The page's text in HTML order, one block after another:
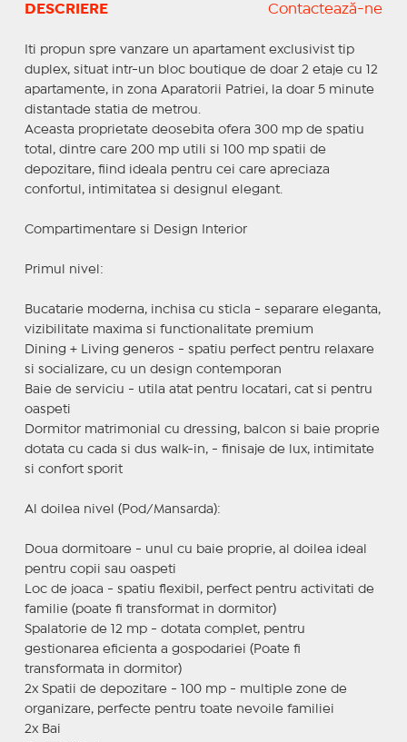
DESCRIERE Contactează-ne
Iti propun spre vanzare un apartament exclusivist tip
duplex, situat intr-un bloc boutique de doar 2 etaje cu 12
apartamente, in zona Aparatorii Patriei, la doar 5 minute
distantade statia de metrou.
Aceasta proprietate deosebita ofera 300 mp de spatiu
total, dintre care 200 mp utili si 100 mp spatii de
depozitare, fiind ideala pentru cei care apreciaza
confortul, intimitatea si designul elegant.
Compartimentare si Design Interior
Primul nivel:
Bucatarie moderna, inchisa cu sticla - separare eleganta,
vizibilitate maxima si functionalitate premium
Dining + Living generos - spatiu perfect pentru relaxare
si socializare, cu un design contemporan
Baie de serviciu - utila atat pentru locatari, cat si pentru
oaspeti
Dormitor matrimonial cu dressing, balcon si baie proprie
dotata cu cada si dus walk-in, - finisaje de lux, intimitate
si confort sporit
Al doilea nivel (Pod/Mansarda):
Doua dormitoare - unul cu baie proprie, al doilea ideal
pentru copii sau oaspeti
Loc de joaca - spatiu flexibil, perfect pentru activitati de
familie (poate fi transformat in dormitor)
Spalatorie de 12 mp - dotata complet, pentru
gestionarea eficienta a gospodariei (Poate fi
transformata in dormitor)
2x Spatii de depozitare - 100 mp - multiple zone de
organizare, perfecte pentru toate nevoile familiei
2x Bai